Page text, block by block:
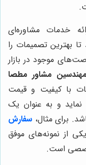
خدمات مشاوره‌ای
بهترین تصمیمات را
موجود در بازار
مشاور مطصا
با کیفیت و قیمت
و به عنوان یک
برای مثال، سفارش
یکی از نمونه‌های موفق
است.